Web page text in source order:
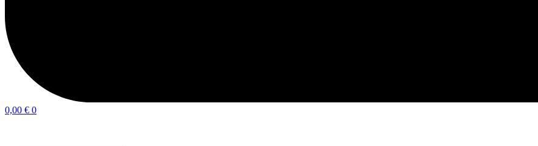
0,00 € 0